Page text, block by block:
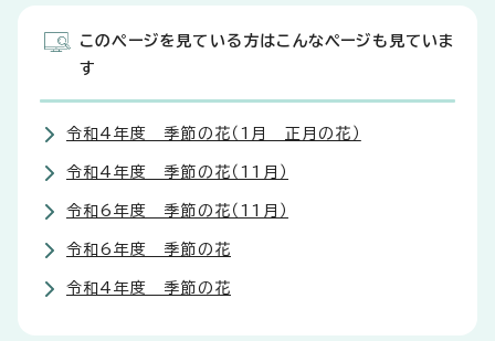
このページを見ている方はこんなページも見ていま
す
令和4年度 季節の花（1月 正月の花）
令和4年度 季節の花（11月）
令和6年度 季節の花（11月）
令和6年度 季節の花
令和4年度 季節の花